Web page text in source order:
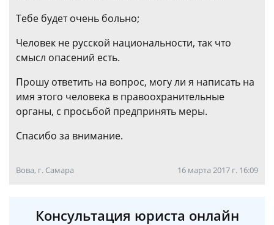
Тебе будет очень больно;
Человек не русской национальности, так что
смысл опасений есть.
Прошу ответить на вопрос, могу ли я написать на
имя этого человека в правоохранительные
органы, с просьбой предпринять меры.
Спасибо за внимание.
Вова, г. Самара 16 марта 2017 г. 16:09
Консультация юриста онлайн